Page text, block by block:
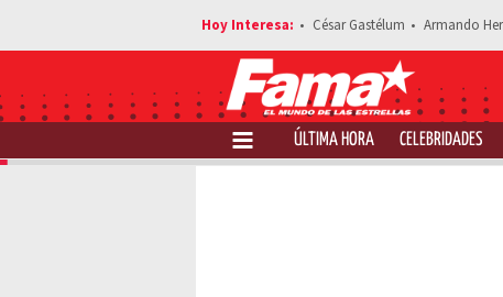
César Gastélum Armando
ÚLTIMA HORA CELEBRIDADES